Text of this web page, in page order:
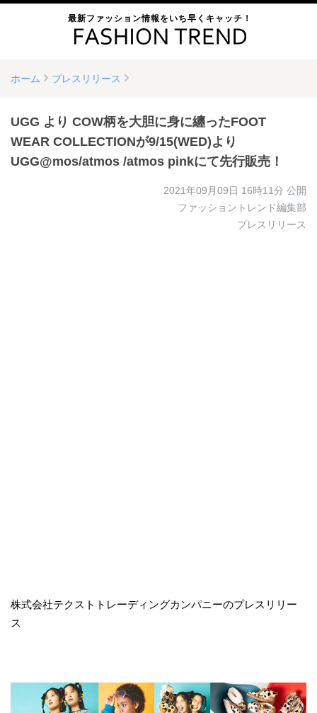
最新ファッション情報をいち早くキャッチ！
ホーム プレスリリース
UGG より COW柄を大胆に身に纏ったFOOT
WEAR COLLECTIONが9/15(WED)より
UGG@mos/atmos /atmos pinkにて先行販売！
2021年09月09日 16時11分 公開
ファッショントレンド編集部
プレスリリース
株式会社テクストトレーディングカンパニーのプレスリリー
ス